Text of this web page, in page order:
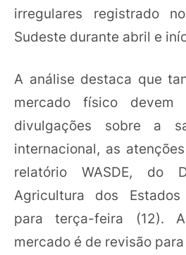
irregulares registrado
Sudeste durante abril e
A análise destaca que
mercado físico devem
divulgações sobre a
internacional, as
relatório WASDE, do
Agricultura dos
para terça-feira (12).
mercado é de revisão